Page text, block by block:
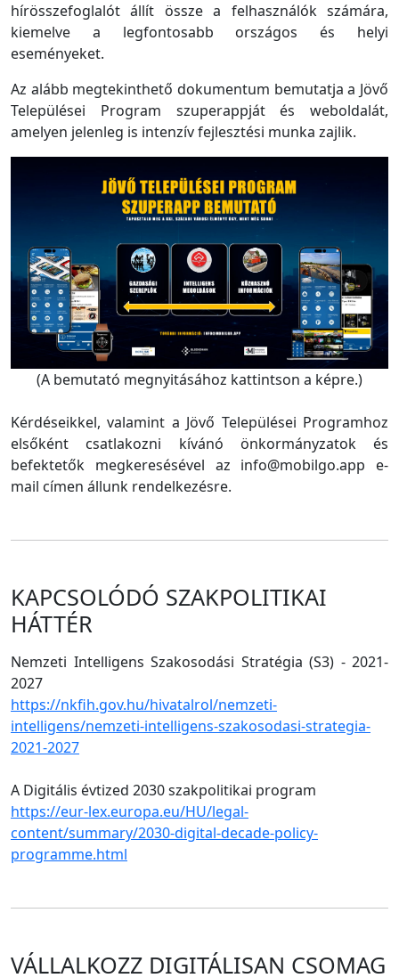
hírösszefoglalót állít össze a felhasználók számára,
kiemelve a legfontosabb országos és helyi
eseményeket.
Az alább megtekinthető dokumentum bemutatja a Jövő
Települései Program szuperappját és weboldalát,
amelyen jelenleg is intenzív fejlesztési munka zajlik.
(A bemutató megnyitásához kattintson a képre.)
Kérdéseikkel, valamint a Jövő Települései Programhoz
elsőként csatlakozni kívánó önkormányzatok és
befektetők megkeresésével az info@mobilgo.app e-
mail címen állunk rendelkezésre.
KAPCSOLÓDÓ SZAKPOLITIKAI
HÁTTÉR
Nemzeti Intelligens Szakosodási Stratégia (S3) - 2021-
2027
https://nkfih.gov.hu/hivatalrol/nemzeti-
intelligens/nemzeti-intelligens-szakosodasi-strategia-
2021-2027
A Digitális évtized 2030 szakpolitikai program
https://eur-lex.europa.eu/HU/legal-
content/summary/2030-digital-decade-policy-
programme.html
VÁLLALKOZZ DIGITÁLISAN CSOMAG